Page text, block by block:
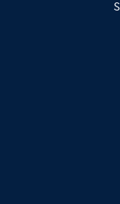
relation qualifiée